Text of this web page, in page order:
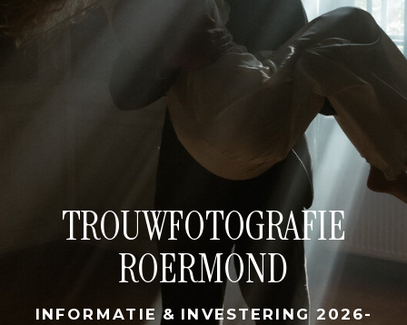
INFORMATIE & INVESTERING 2026-
TROUWFOTOGRAFIE
ROERMOND